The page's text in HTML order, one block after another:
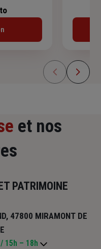
et nos
PATRIMOINE
47800 MIRAMONT DE
Ouvert 09h – 12h / 15h – 18h